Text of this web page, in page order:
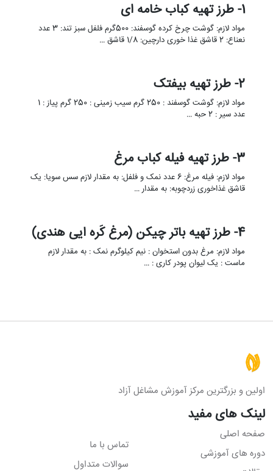
1- طرز تهیه کباب خامه ای
مواد لازم: گوشت چرخ کرده گوسفند: 500گرم فلفل سبز تند: 3 عدد
نعناع: 2 قاشق غذا خوری دارچین: 1/8 قاشق …
2- طرز تهیه بیفتک
مواد لازم: گوشت گوسفند : 250 گرم سیب زمینی : 250 گرم پیاز : 1
عدد سیر : 2 حبه …
3- طرز تهیه فیله کباب مرغ
مواد لازم: فیله مرغ: 6 عدد نمک و فلفل: به مقدار لازم سس سویا: یک
قاشق غذاخوری زردچوبه: به مقدار …
4- طرز تهیه باتر چیکن (مرغ کَره ایی هندی)
مواد لازم: مرغ بدون استخوان : نیم کیلوگرم نمک : به مقدار لازم
ماست : یک لیوان پودر کاری : …
اولین و بزرگترین مرکز آموزش مشاغل آزاد
لینک های مفید
صفحه اصلی
دوره های آموزشی
تماس با ما
سوالات متداول